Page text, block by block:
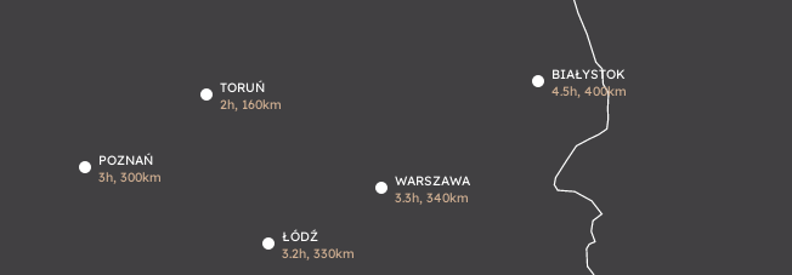
TORUŃ
2h, 160km
POZNAŃ
3h, 300km
WARSZAWA
3.3h, 340km
BIAŁYSTOK
4.5h, 400km
ŁÓDŹ
3.2h, 330km